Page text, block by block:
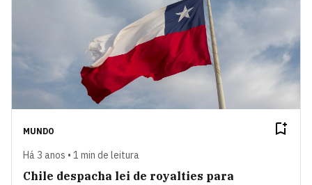
MUNDO
Há 3 anos • 1 min de leitura
Chile despacha lei de royalties para